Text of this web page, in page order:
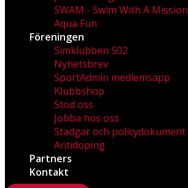
SWAM - Swim With A Mission
Aqua Fun
Föreningen
Simklubben S02
Nyhetsbrev
SportAdmin medlemsapp
Klubbshop
Stöd oss
Jobba hos oss
Stadgar och policydokument
Antidoping
Partners
Kontakt